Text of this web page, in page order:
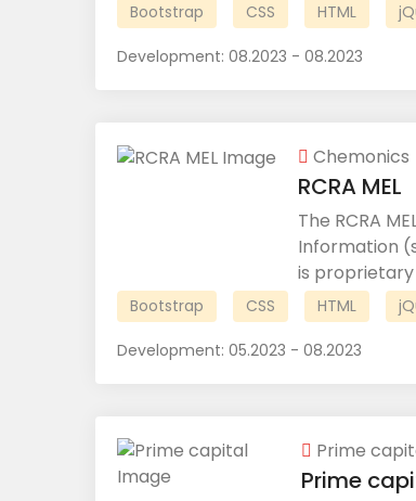
Bootstrap CSS HTML
Development: 08.2023 - 08.2023
Chemonics
RCRA MEL
The RCRA
Information
is proprietary
Bootstrap CSS HTML
Development: 05.2023 - 08.2023
Prime
Prime